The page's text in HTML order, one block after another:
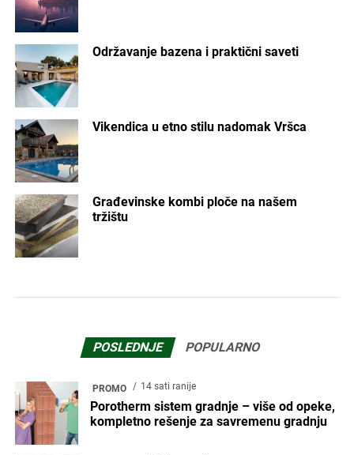
Održavanje bazena i praktični saveti
Vikendica u etno stilu nadomak Vršca
Građevinske kombi ploče na našem
tržištu
POSLEDNJE POPULARNO
PROMO 14 sati ranije
Porotherm sistem gradnje – više od opeke,
kompletno rešenje za savremenu gradnju